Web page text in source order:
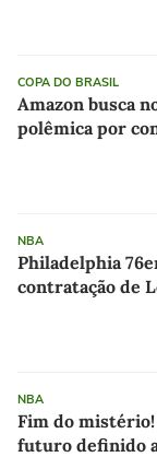
COPA DO BRASIL
Amazon busca
polêmica por
NBA
Philadelphia
contratação de
NBA
Fim do
futuro definido